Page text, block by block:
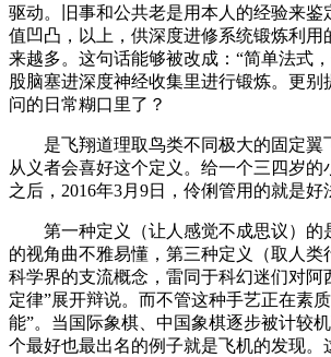
驱动。旧事和公共老是用本人的经验来鉴
值凹凸，以上，供深度进修系统锻炼利用
来越多。这句话能够被改成：“简单法式
股脑塞进深度神经收集里进行锻炼。更别
问的日常糊口里了？
是飞翔道理取鸟类不同极大的固定翼
从义者会喜好这个定义。给一个三四岁的
之后，2016年3月9日，伶俐管用的就是好
第一种定义（让人感觉不成思议）的
的视角曲不雅易懂，第三种定义（取人类
科学界的支流概念，雷同于科幻迷们对阿
定律”展开辩说。而不管这种手艺正在素
能”。当国际象棋、中国象棋逐步被计较
个最好也最出名的例子就是飞机的发现。